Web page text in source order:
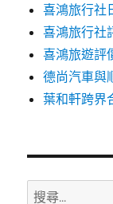
喜鴻旅行社
喜鴻旅行社
喜鴻旅遊評
德尚汽車與
葉和軒跨界
搜